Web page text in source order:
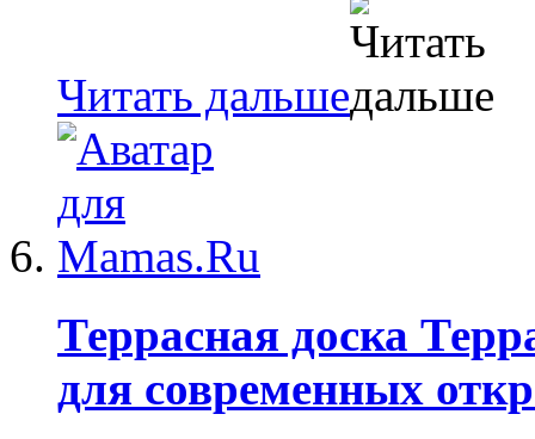
Читать дальше
Террасная доска
для современных